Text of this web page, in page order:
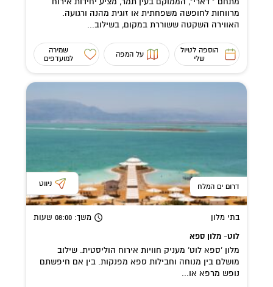
מרווחות לחופשה משפחתית או זוגית מהנה ורגועה.
האווירה השקטה ששוררת במקום, בשילוב...
הוספה לטיול
שלי
על המפה
שמירה
למועדפים
דרום ים המלח ניווט
בתי מלון משך: 08:00 שעות
לוט- מלון ספא
מלון 'ספא לוט' מעניק חוויות אירוח הוליסטית. שילוב
מושלם בין מנוחה וחבילות ספא מפנקות. בין אם חיפשתם
נופש מרפא או...